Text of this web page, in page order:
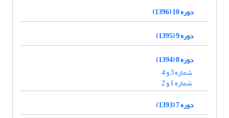
دوره 10 (1396)
دوره 9 (1395)
دوره 8 (1394)
شماره 3 و 4
شماره 1 و 2
دوره 7 (1393)